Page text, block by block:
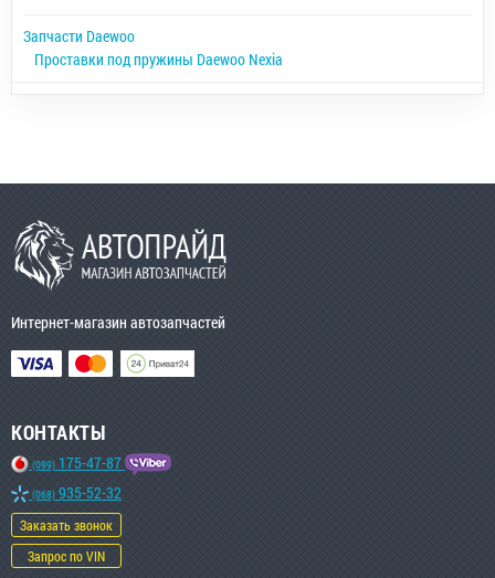
Запчасти Daewoo
Проставки под пружины Daewoo Nexia
Интернет-магазин автозапчастей
КОНТАКТЫ
(099) 175-47-87
(068) 935-52-32
Заказать звонок
Запрос по VIN